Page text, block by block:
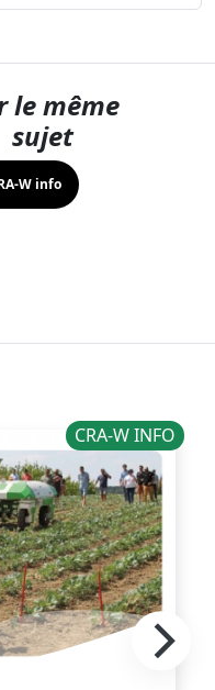
le même
sujet
W info
CRA-W INFO